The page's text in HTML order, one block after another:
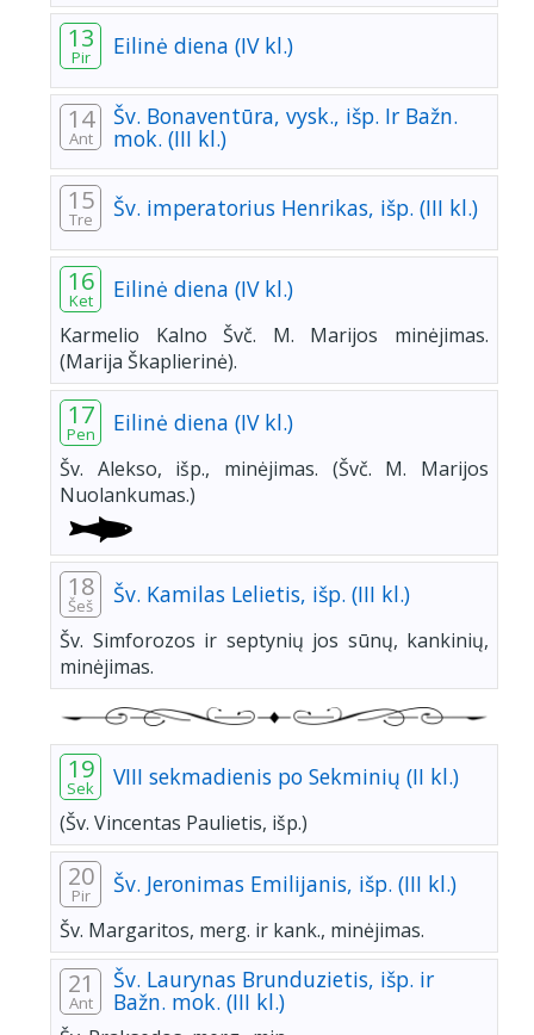
13
Pir Eilinė diena (IV kl.)
14
Ant
Šv. Bonaventūra, vysk., išp. Ir Bažn.
mok. (III kl.)
15
Tre Šv. imperatorius Henrikas, išp. (III kl.)
16
Ket Eilinė diena (IV kl.)
Karmelio Kalno Švč. M. Marijos minėjimas.
(Marija Škaplierinė).
17
Pen Eilinė diena (IV kl.)
Šv. Alekso, išp., minėjimas. (Švč. M. Marijos
Nuolankumas.)
18
Šeš Šv. Kamilas Lelietis, išp. (III kl.)
Šv. Simforozos ir septynių jos sūnų, kankinių,
minėjimas.
19
Sek VIII sekmadienis po Sekminių (II kl.)
(Šv. Vincentas Paulietis, išp.)
20
Pir Šv. Jeronimas Emilijanis, išp. (III kl.)
Šv. Margaritos, merg. ir kank., minėjimas.
21
Ant
Šv. Laurynas Brunduzietis, išp. ir
Bažn. mok. (III kl.)